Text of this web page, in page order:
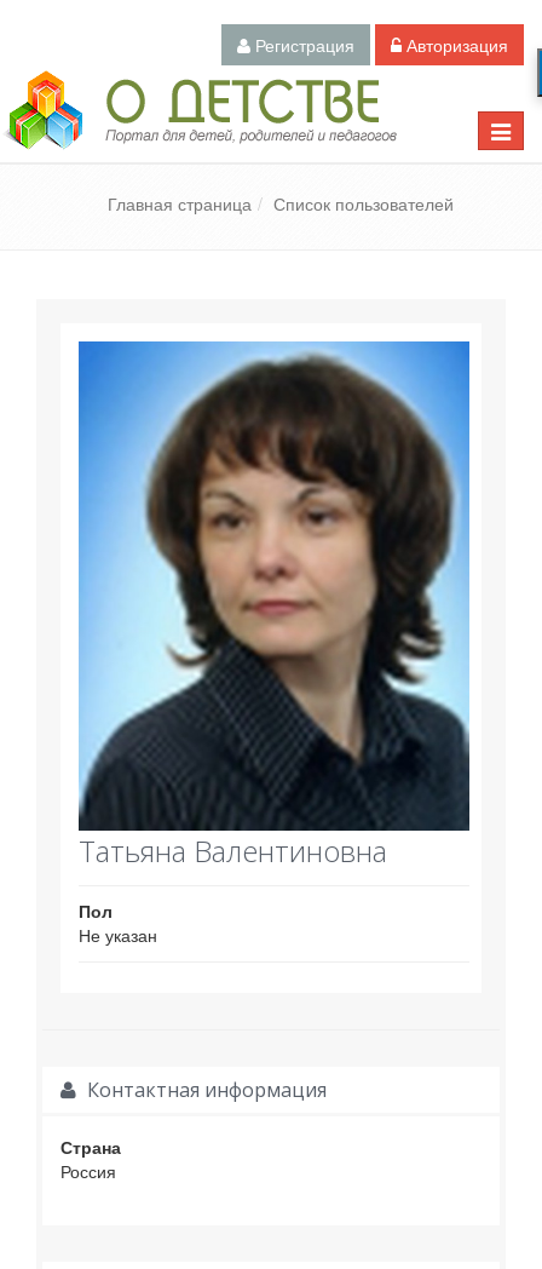
Регистрация Авторизация
Toggle
Педагогический портал «О детстве»
Главная страница Список пользователей
Татьяна Валентиновна
Пол
Не указан
Контактная информация
Страна
Россия